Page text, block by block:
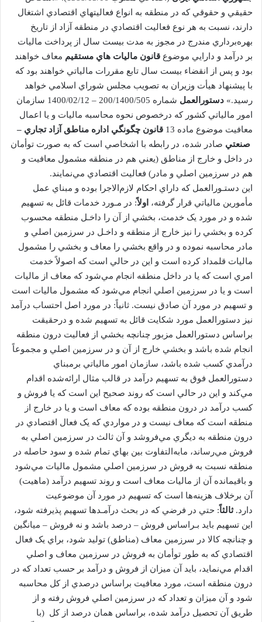
حقيقي و حقوقي که در منطقه به انواع فعاليتهاي اقتصادي اشتغال
دارند، نسبت به هر نوع فعاليت اقتصادي در منطقه آزاد از‌ تاريخ
بهره‌برداري مندرج در مجوز به مدت بيست سال از پرداخت ماليات
بر درآمد و دارايي موضوع قانون ماليات هاي مستقيم معاف خواهند
بود و پس از‌ انقضاء بيست سال تابع مقررات مالياتي خواهند بود که
با پيشنهاد هيأت وزيران به تصويب مجلس شوراي اسلامي خواهد
رسيد.» دستورالعمل
شماره 200/1400/505 – 1400/02/12 سازمان
امور مالياتي کشور که درخصوص نحوه محاسبه ماليات و يا اعمال
معافيت موضوع ماده 13
قانون چگونگي اداره مناطق آزاد تجاري –
صنعتي صادر شده، در رابطه با اشخاصي است که به صورت توأمان
در داخل و خارج از مناطق (يعني هم در منطقه‌ مشمول معافيت و
هم در سرزمين اصلي و مادر) فعاليت اقتصادي مي‌نمايند.
اين دستـورالعمل که داراي احکام لازم‌الاجرا بوده و مبناي عمل
مأمورين مالياتي قرار گرفته، اولاً: در مـورد خدمات قائل به تسهيم
شده و در مورد يک خدمت، بخشي از آن را داخـل منطقه محسوب
کرده و بخشي را نيز خارج از منطقه و داخـل در سرزمين اصلي و
مادر محاسبه نموده و در واقع بخشي را معاف و بخشي را مشمول
ماليات قلمداد کرده است و اين در حالي است که اصولاً خدمت
امري است که يا در داخل منطقه انجام مي‌شود که معاف از ماليات
است و يا در سرزمين اصلي انجام مي‌شود که مشمول ماليات است
و تسهيم در مورد آن صادق نيست. ثانياً: در مورد اصل احتساب درآمد
نيز دستورالعمل مورد شکايت قائل به تسهيم شده و درحقيقت
براساس دستورالعمل مزبور چنانچه بخشي از فعاليت درون منطقه
انجام شده باشد و بخشي خارج از آن و در سرزمين اصلي و مجموعاً
درآمدي کسب شده باشد، سازمان امور مالياتي برمبناي
دستورالعمل فوق به تسهيم درآمد در قالب مثال ارائه‌شده اقدام
مي‌کند و اين در حالي است که روند صحيح اين است که يا فروش و
کسب درآمد در درون منطقه بوده که معاف است و يا در خارج از
منطقه است که معاف نيست و در مواردي که يک فعال اقتصادي در
درون منطقه به ديگري مي‌فروشد و آن ثالث در سرزمين اصلي به
فروش مي‌رساند، مابه‌التفاوت بين بهاي تمام شده و سود حاصله در
منطقه نسبت به فروش در سرزمين اصلي مشمول ماليات مي‌شود
و باقيمانده آن از ماليات معاف است و روند تسهيم درآمد (ماهيت)
آن برخلاف هزينه‌ها است که تسهيم در مورد آن موضوعيت
دارد.ثالثاً: حتي در فرضي که در بحث درآمـدها تسهيم پذيرفته شود،
اين تسهيم بايد بـراساس فروش – درصد باشد و نه فروش – ميانگين
و چنانچه کالا در سرزمين معاف (مناطق) توليد شود، براي يک فعال
اقتصادي که به طور توأمان به فروش در سرزمين معاف و اصلي
اقدام مي‌نمايد، بايد آن ميزان از فروش و درآمد بر حسب تعداد که در
درون منطقه است، مورد معافيت براساس درصدي از کل محاسبه
شود و آن ميزان و تعداد که در سرزمين اصلي فروش رفته و از
طريق آن تحصيل درآمد شده، براساس همان درصد از کل (با